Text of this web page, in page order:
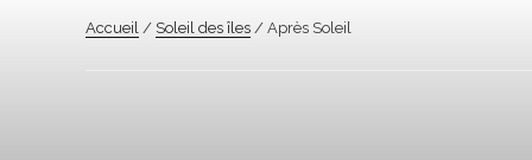
Accueil / Soleil des îles / Après Soleil